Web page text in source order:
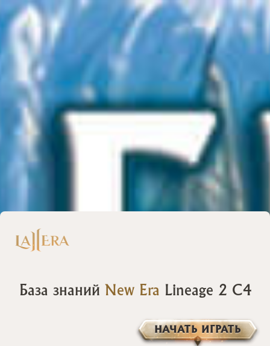
База знаний New Era Lineage 2 C4
НАЧАТЬ ИГРАТЬ